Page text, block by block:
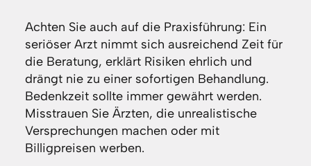
Achten Sie auch auf die Praxisführung: Ein
seriöser Arzt nimmt sich ausreichend Zeit für
die Beratung, erklärt Risiken ehrlich und
drängt nie zu einer sofortigen Behandlung.
Bedenkzeit sollte immer gewährt werden.
Misstrauen Sie Ärzten, die unrealistische
Versprechungen machen oder mit
Billigpreisen werben.